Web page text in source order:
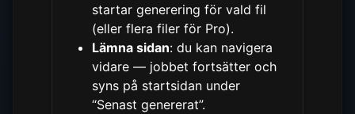
startar generering för vald fil
(eller flera filer för Pro).
Lämna sidan: du kan navigera
vidare — jobbet fortsätter och
syns på startsidan under
“Senast genererat”.